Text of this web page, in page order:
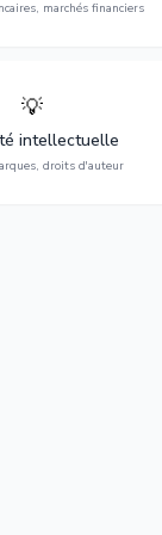
marchés financiers
💡
intellectuelle
droits d'auteur
créations : brevets,
et lutte contre la